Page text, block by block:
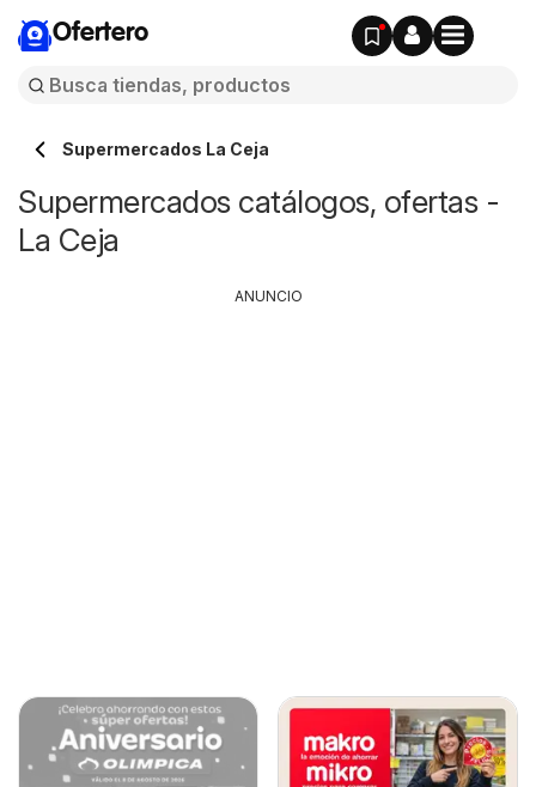
Ofertero
Supermercados La Ceja
Supermercados catálogos, ofertas -
La Ceja
ANUNCIO